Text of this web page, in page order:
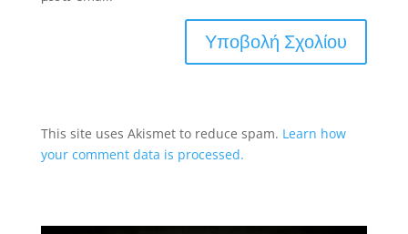
This site uses Akismet to reduce spam. Learn how
your comment data is processed.